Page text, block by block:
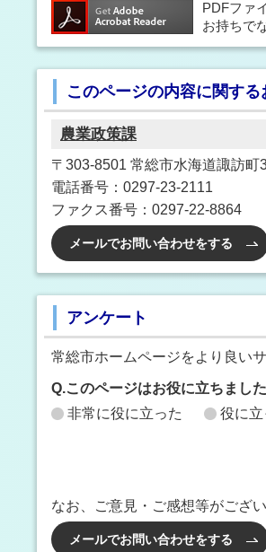
PDFファ
お持ちで
このページの内容に関す
農業政策課
〒303-8501 常総市水海道諏訪町
電話番号：0297-23-2111
ファクス番号：0297-22-8864
メールでお問い合わせをする
アンケート
常総市ホームページをより良い
Q.このページはお役に立ちまし
非常に役に立った
役に立
なお、ご意見・ご感想等がござ
メールでお問い合わせをする